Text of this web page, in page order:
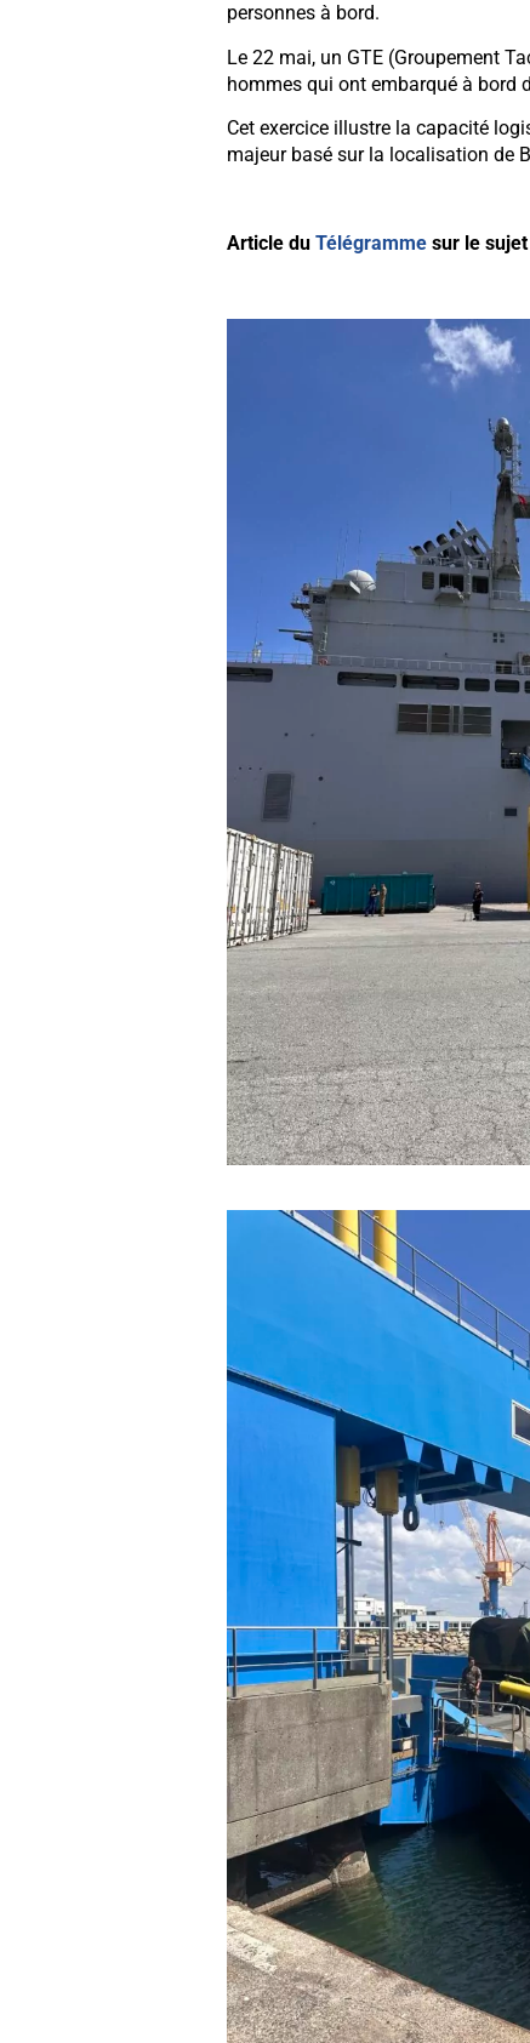
personnes à bord.
Le 22 mai, un GTE (Groupement
hommes qui ont embarqué à bord
Cet exercice illustre la capacité
majeur basé sur la localisation de
Article du Télégramme sur le